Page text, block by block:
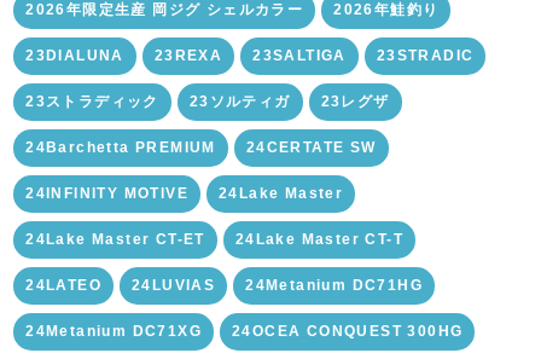
2026年限定生産 岡ジグ シェルカラー 2026年鮭釣り
23DIALUNA 23REXA 23SALTIGA 23STRADIC
23ストラディック 23ソルティガ 23レグザ
24Barchetta PREMIUM 24CERTATE SW
24INFINITY MOTIVE 24Lake Master
24Lake Master CT-ET 24Lake Master CT-T
24LATEO 24LUVIAS 24Metanium DC71HG
24Metanium DC71XG 24OCEA CONQUEST 300HG